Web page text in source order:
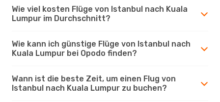
Wie viel kosten Flüge von Istanbul nach Kuala
Lumpur im Durchschnitt?
Wie kann ich günstige Flüge von Istanbul nach
Kuala Lumpur bei Opodo finden?
Wann ist die beste Zeit, um einen Flug von
Istanbul nach Kuala Lumpur zu buchen?